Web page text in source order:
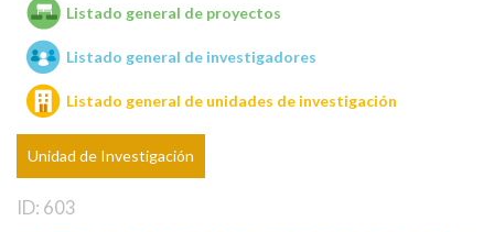
Unidades de investigación
Listado general de proyectos
Listado general de investigadores
Listado general de unidades de investigación
Unidad de Investigación
ID: 603